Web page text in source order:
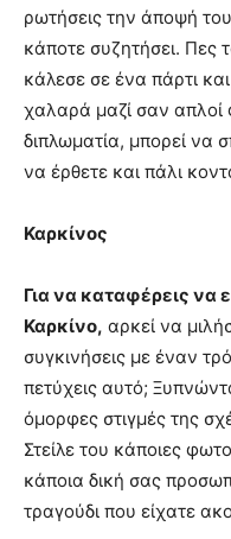
ρωτήσεις την άποψή
κάποτε συζητήσει. Πες
κάλεσε σε ένα πάρτι
χαλαρά μαζί σαν απλοί
διπλωματία, μπορεί να
να έρθετε και πάλι
Καρκίνος
Για να καταφέρεις να
Καρκίνο, αρκεί να
συγκινήσεις με έναν
πετύχεις αυτό;
όμορφες στιγμές της
Στείλε του κάποιες
κάποια δική σας
τραγούδι που είχατε